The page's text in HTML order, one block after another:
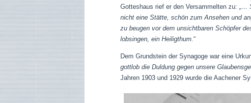
Gotteshaus rief er den Versammelten zu:„…
nicht eine Stätte, schön zum Ansehen und
zu beugen vor dem unsichtbaren Schöpfer
lobsingen, ein Heiligthum.“
Dem Grundstein der Synagoge war eine
gottlob die Duldung gegen unsere
Jahren 1903 und 1929 wurde die Aachener